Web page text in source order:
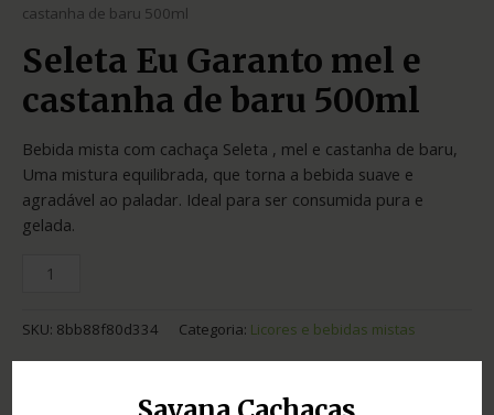
castanha de baru 500ml
Seleta Eu Garanto mel e
castanha de baru 500ml
Bebida mista com cachaça Seleta , mel e castanha de baru,
Uma mistura equilibrada, que torna a bebida suave e
agradável ao paladar. Ideal para ser consumida pura e
gelada.
SKU: 8bb88f80d334 Categoria: Licores e bebidas mistas